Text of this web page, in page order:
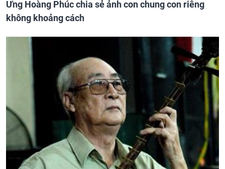
Ưng Hoàng Phúc chia sẻ ảnh con chung con riêng
không khoảng cách